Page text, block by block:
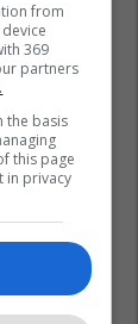
from
369
partners
the basis
this page
in privacy